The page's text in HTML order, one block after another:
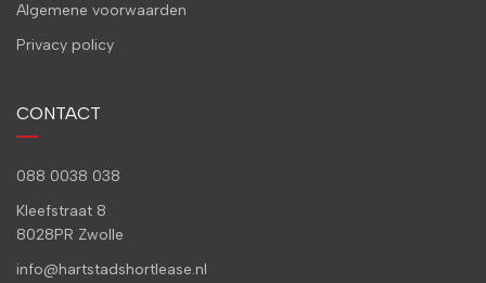
Algemene voorwaarden
Privacy policy
CONTACT
088 0038 038
Kleefstraat 8
8028PR Zwolle
info@hartstadshortlease.nl